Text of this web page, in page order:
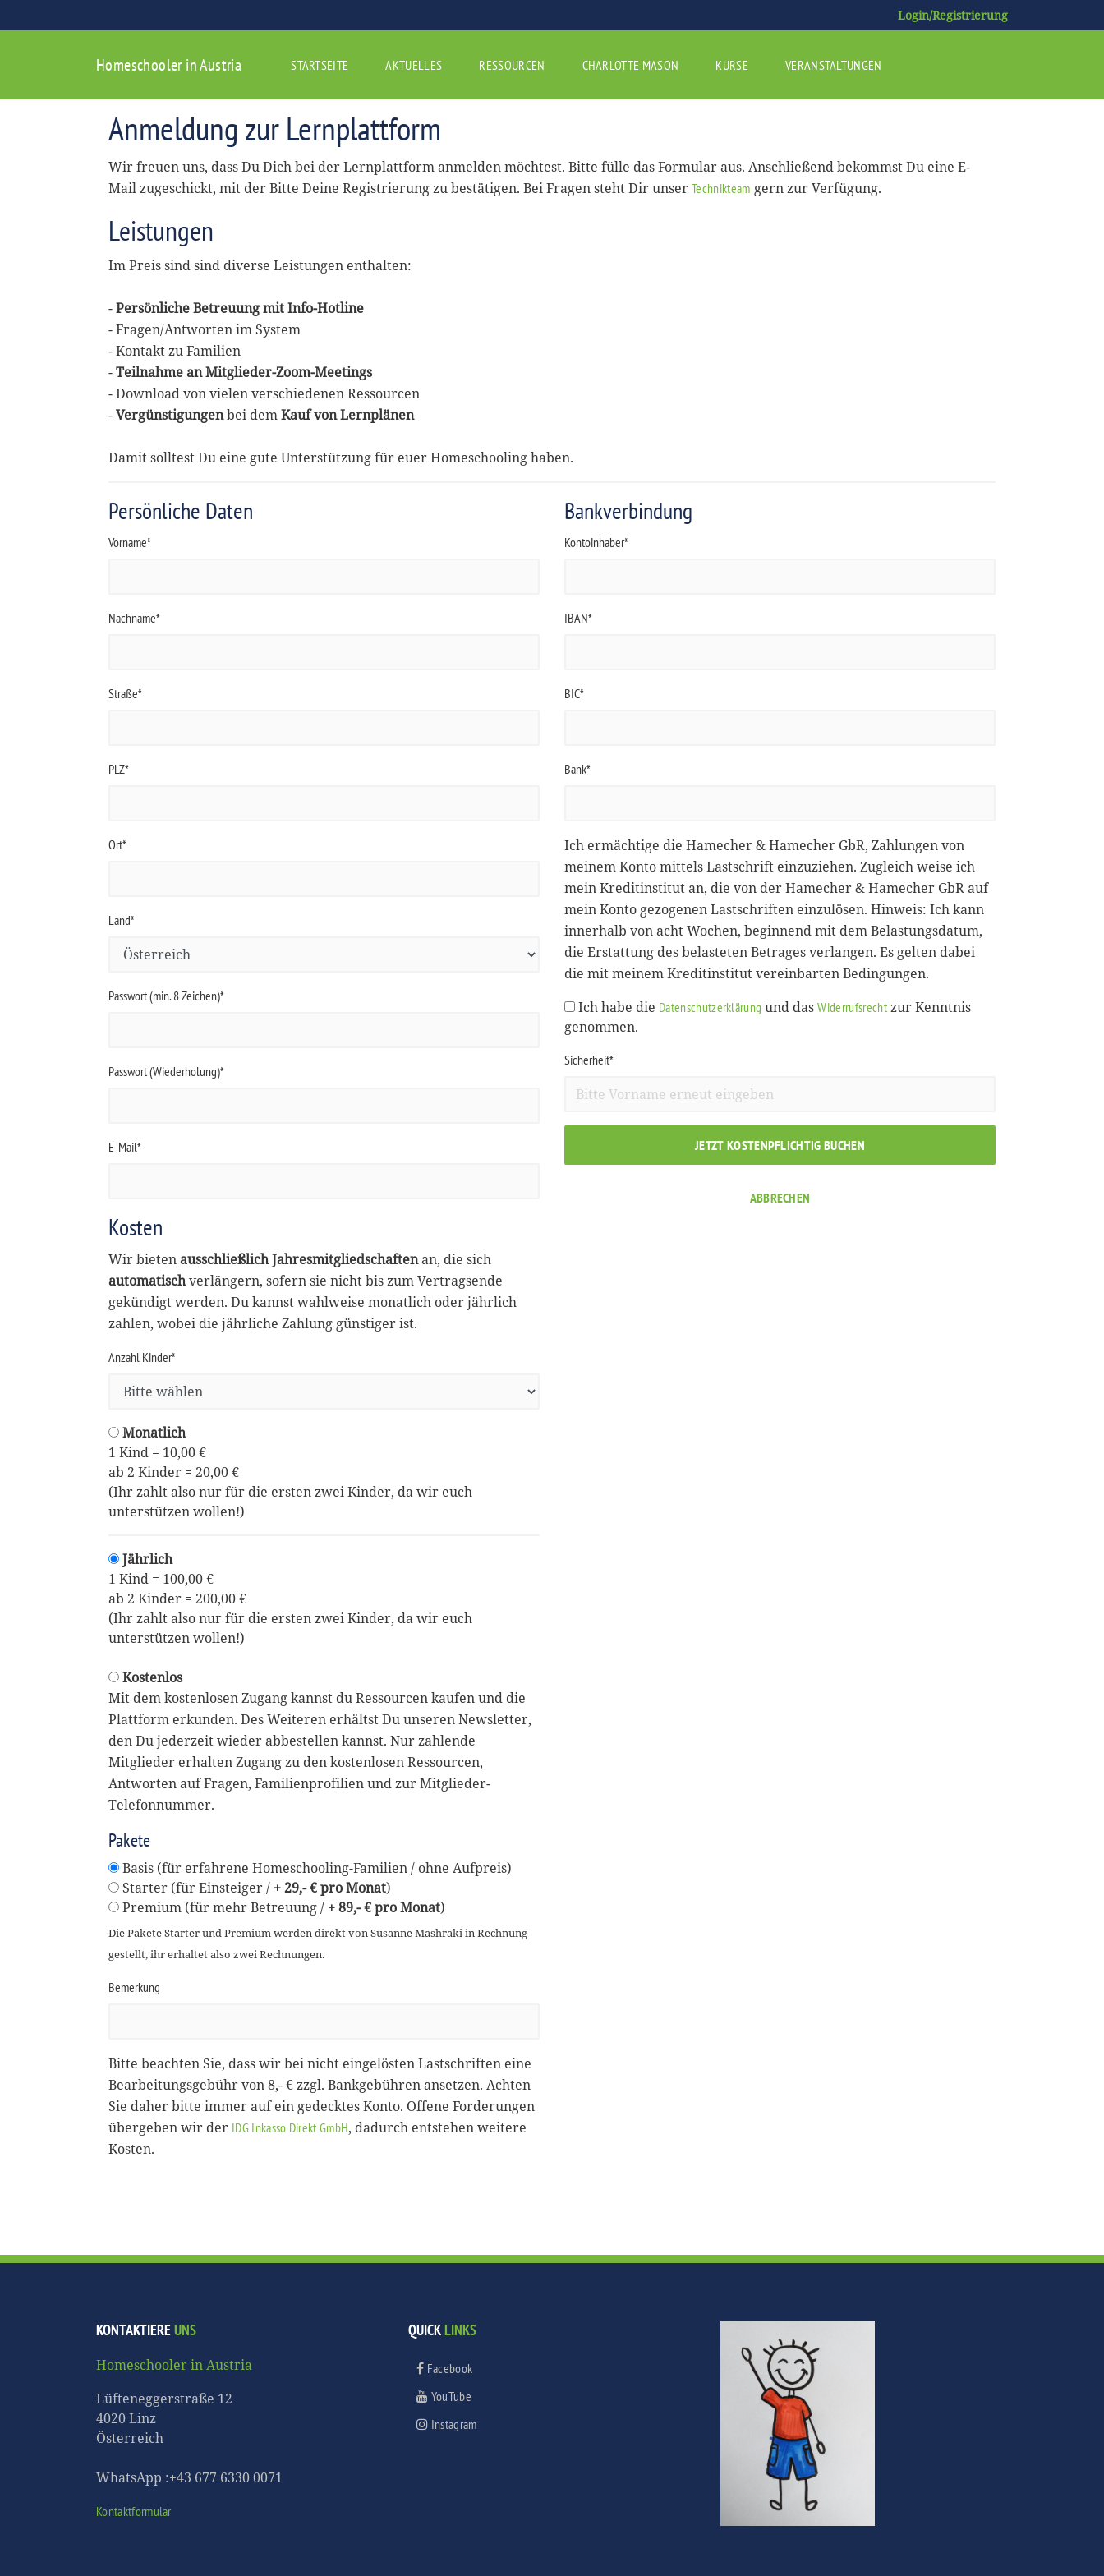
Login/Registrierung
Homeschooler in Austria STARTSEITE AKTUELLES RESSOURCEN CHARLOTTE MASON KURSE VERANSTALTUNGEN
Anmeldung zur Lernplattform
Wir freuen uns, dass Du Dich bei der Lernplattform anmelden möchtest. Bitte fülle das Formular aus. Anschließend bekommst Du eine E-
Mail zugeschickt, mit der Bitte Deine Registrierung zu bestätigen. Bei Fragen steht Dir unser Technikteam gern zur Verfügung.
Leistungen
Im Preis sind sind diverse Leistungen enthalten:
-Persönliche Betreuung mit Info-Hotline
- Fragen/Antworten im System
- Kontakt zu Familien
-Teilnahme an Mitglieder-Zoom-Meetings
- Download von vielen verschiedenen Ressourcen
-Vergünstigungenbei demKauf von Lernplänen
Damit solltest Du eine gute Unterstützung für euer Homeschooling haben.
Persönliche Daten
Vorname*
Nachname*
Straße*
PLZ*
Ort*
Land*
Passwort (min. 8 Zeichen)*
Passwort (Wiederholung)*
E-Mail*
Kosten
Wir bietenausschließlich Jahresmitgliedschaftenan, die sich
automatischverlängern, sofern sie nicht bis zum Vertragsende
gekündigt werden. Du kannst wahlweise monatlich oder jährlich
zahlen, wobei die jährliche Zahlung günstiger ist.
Anzahl Kinder*
Monatlich
1 Kind = 10,00 €
ab 2 Kinder = 20,00 €
(Ihr zahlt also nur für die ersten zwei Kinder, da wir euch
unterstützen wollen!)
Jährlich
1 Kind = 100,00 €
ab 2 Kinder = 200,00 €
(Ihr zahlt also nur für die ersten zwei Kinder, da wir euch
unterstützen wollen!)
Kostenlos
Mit dem kostenlosen Zugang kannst du Ressourcen kaufen und die
Plattform erkunden. Des Weiteren erhältst Du unseren Newsletter,
den Du jederzeit wieder abbestellen kannst. Nur zahlende
Mitglieder erhalten Zugang zu den kostenlosen Ressourcen,
Antworten auf Fragen, Familienprofilien und zur Mitglieder-
Telefonnummer.
Pakete
Basis (für erfahrene Homeschooling-Familien / ohne Aufpreis)
Starter (für Einsteiger / + 29,- € pro Monat)
Premium (für mehr Betreuung / + 89,- € pro Monat)
Die Pakete Starter und Premium werden direkt von Susanne Mashraki in Rechnung
gestellt, ihr erhaltet also zwei Rechnungen.
Bemerkung
Bitte beachten Sie, dass wir bei nicht eingelösten Lastschriften eine
Bearbeitungsgebühr von 8,- € zzgl. Bankgebühren ansetzen. Achten
Sie daher bitte immer auf ein gedecktes Konto. Offene Forderungen
übergeben wir der IDG Inkasso Direkt GmbH, dadurch entstehen weitere
Kosten.
Bankverbindung
Kontoinhaber*
IBAN*
BIC*
Bank*
Ich ermächtige die Hamecher & Hamecher GbR, Zahlungen von
meinem Konto mittels Lastschrift einzuziehen. Zugleich weise ich
mein Kreditinstitut an, die von der Hamecher & Hamecher GbR auf
mein Konto gezogenen Lastschriften einzulösen. Hinweis: Ich kann
innerhalb von acht Wochen, beginnend mit dem Belastungsdatum,
die Erstattung des belasteten Betrages verlangen. Es gelten dabei
die mit meinem Kreditinstitut vereinbarten Bedingungen.
Ich habe die Datenschutzerklärung und dasWiderrufsrechtzur Kenntnis
genommen.
Sicherheit*
JETZT KOSTENPFLICHTIG BUCHEN
ABBRECHEN
KONTAKTIEREUNS
Homeschooler in Austria
Lüfteneggerstraße 12
4020 Linz
Österreich
WhatsApp :+43 677 6330 0071
Kontaktformular
QUICKLINKS
Facebook
YouTube
Instagram